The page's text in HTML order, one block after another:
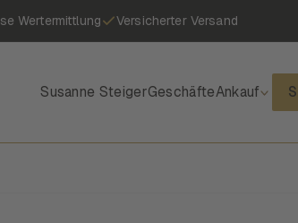
Wertermittlung Versicherter Versand
Susanne SteigerGeschäfteAnkauf